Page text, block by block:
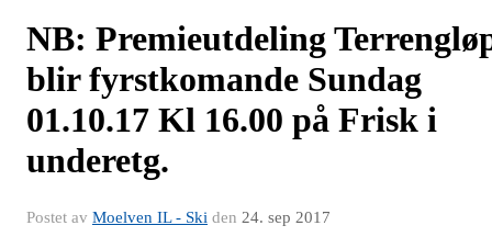
NB: Premieutdeling
blir fyrstkomande Sundag
01.10.17 Kl 16.00 på Frisk i
underetg.
Postet av Moelven IL - Ski den 24. sep 2017